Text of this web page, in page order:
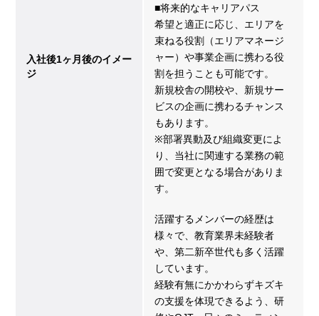
入社後1ヶ月後のイメー
ジ
■将来的なキャリアパス
希望と適正に応じ、エリアを
束ねる役割（エリアマネージ
ャー）や事業企画に携わる役
割を担うことも可能です。
新規校舎の開校や、新規サー
ビスの企画に携わるチャンス
もあります。
※部署異動及び組織変更によ
り、当社に関連する業務の範
囲で変更となる場合がありま
す。
活躍するメンバーの経歴は
様々で、教育業界未経験者
や、第二新卒世代も多く活躍
しています。
経験有無にかかわらずキズキ
の支援を体現できるよう、研